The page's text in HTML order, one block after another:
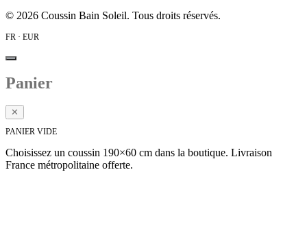
© 2026 Coussin Bain Soleil. Tous droits réservés.
FR · EUR
Panier
✕
PANIER VIDE
Choisissez un coussin 190×60 cm dans la boutique. Livraison
France métropolitaine offerte.